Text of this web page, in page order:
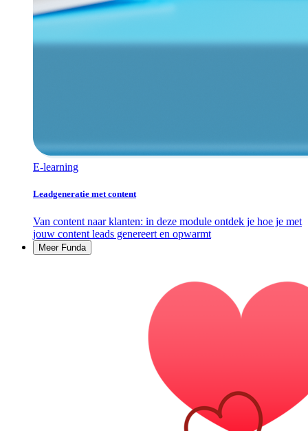
E-learning
Leadgeneratie met content
Van content naar klanten: in deze module ontdek je hoe je met
jouw content leads genereert en opwarmt
Meer Funda